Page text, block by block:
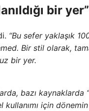
bir yer”
“Bu sefer yaklaşık
Bir stil olarak,
bir yer.
bazı
için